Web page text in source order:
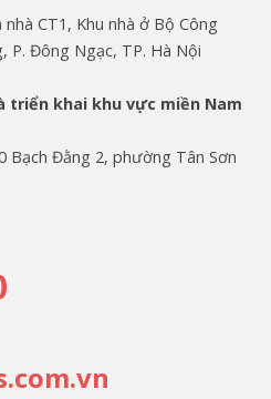
CT1, Khu nhà ở Bộ Công
P. Đông Ngạc, TP. Hà Nội
triển khai khu vực miền Nam
Bạch Đằng 2, phường Tân Sơn